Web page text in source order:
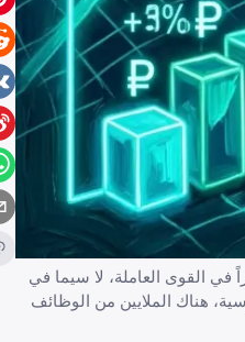
في عام 2026. تواجه البلاد حالياً نقصاً كبيراً في القوى العاملة، لا سيما في
هناك الملايين من الوظائف